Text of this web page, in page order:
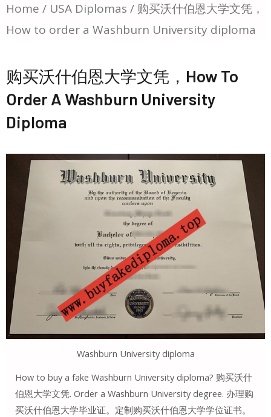
Home / USA Diplomas / 购买沃什伯恩大学文凭，
How to order a Washburn University diploma
购买沃什伯恩大学文凭，How To
Order A Washburn University
Diploma
Washburn University diploma
How to buy a fake Washburn University diploma? 购买沃什
伯恩大学文凭. Order a Washburn University degree. 办理购
买沃什伯恩大学毕业证。定制购买沃什伯恩大学学位证书。